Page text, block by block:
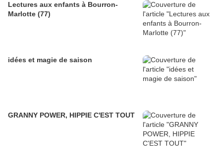
Lectures aux enfants à Bourron-
Marlotte (77)
idées et magie de saison
GRANNY POWER, HIPPIE C'EST TOUT